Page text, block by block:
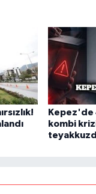
Kepez'de
kombi